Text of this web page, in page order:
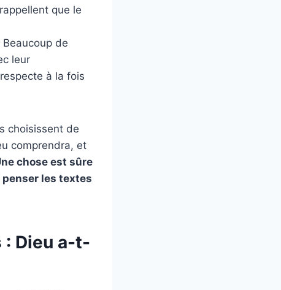
que le
Beaucoup de
leur
à la fois
choisissent de
comprendra, et
chose est sûre
les textes
Dieu a-t-